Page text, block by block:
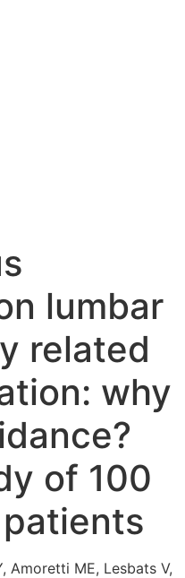
lumbar
related
why
of 100
Amoretti ME, Lesbats V,